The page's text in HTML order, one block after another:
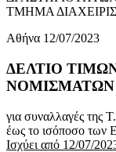
ΤΜΗΜΑ
Αθήνα 12/07/2023
ΔΕΛΤΙΟ
ΝΟΜΙΣΜΑΤΩΝ
για συναλλαγές της
έως το ισόποσο των
Ισχύει από 12/07/